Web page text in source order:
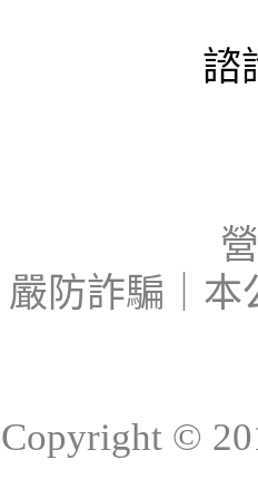
諮
嚴防詐騙｜本
Copyright ©